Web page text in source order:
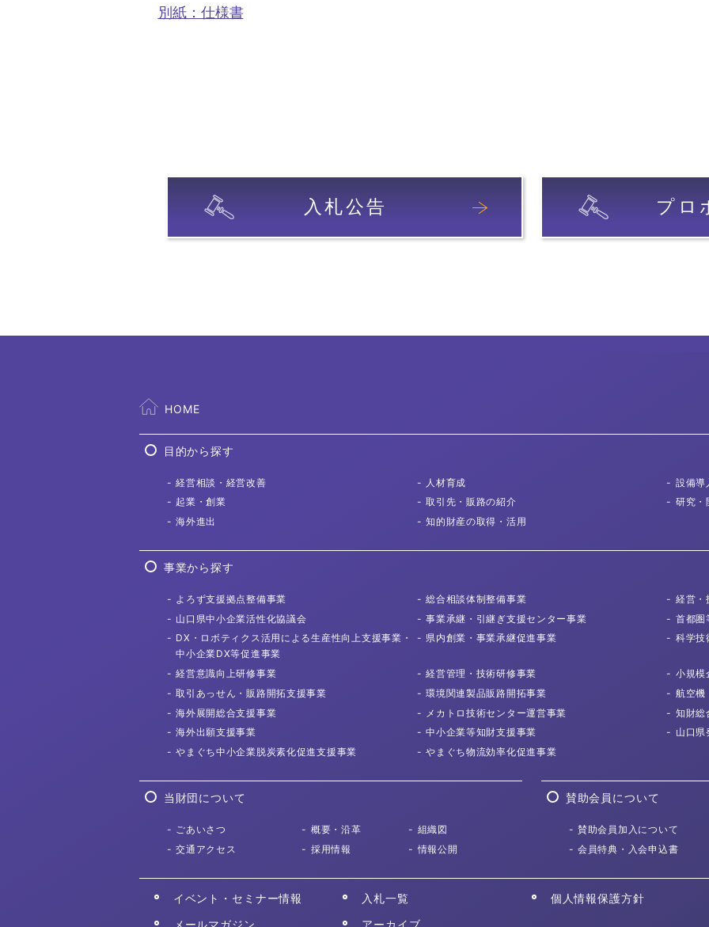
別紙：仕様書
入札公告 プロ
HOME
目的から探す
経営相談 ・経営改善 人材育成
設備導
起業・創業
取引先 ・販路の紹介
研究・
海外進出
知的財産の取得 ・活用
事業から探す
よろず支援拠点整備事業 総合相談体制整備事業
経営・
山口県中小企業活性化協議会
事業承継・ 引継ぎ支援センター事業
首都圏
DX・ロボティクス活用による生産性向上支援事業・
中小企業DX等促進事業
県内創業・ 事業承継促進事業 科学技
経営意識向上研修事業 経営管理・ 技術研修事業
小規模
取引あっせん・販路開拓支援事業 環境関連製品販路開拓事業
航空機
海外展開総合支援事業 メカトロ技術センター運営事業
知財総
海外出願支援事業 中小企業等知財支援事業
山口県
やまぐち中小企業脱炭素化促進支援事業 やまぐち物流効率化促進事業
当財団について
ごあいさつ 概要・沿革
組織図
交通アクセス
採用情報 情報公開
賛助会員について
賛助会員加入について
会員特典・入会申込書
イベント・セミナー情報 入札一覧
個人情報保護方針